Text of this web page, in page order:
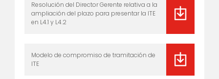
Resolución del Director Gerente relativa a la
ampliación del plazo para presentar la ITE
en L4.1 y L4.2
Modelo de compromiso de tramitación de
ITE